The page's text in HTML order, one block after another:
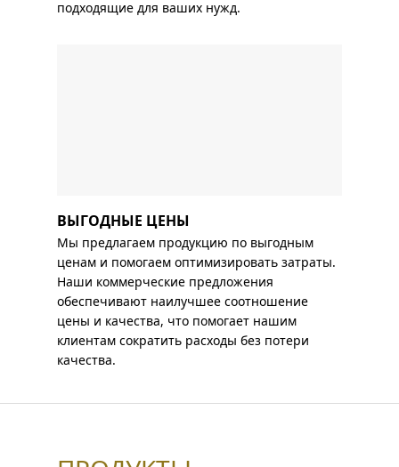
подходящие для ваших нужд.
ВЫГОДНЫЕ ЦЕНЫ
Мы предлагаем продукцию по выгодным
ценам и помогаем оптимизировать затраты.
Наши коммерческие предложения
обеспечивают наилучшее соотношение
цены и качества, что помогает нашим
клиентам сократить расходы без потери
качества.